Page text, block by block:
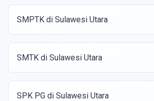
SMPTK di Sulawesi Utara
SMTK di Sulawesi Utara
SPK PG di Sulawesi Utara